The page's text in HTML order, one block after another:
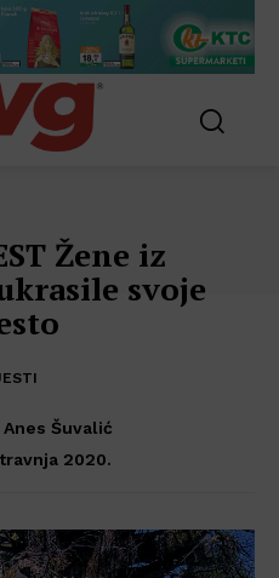
Žene iz
svoje
Anes Šuvalić
2020.